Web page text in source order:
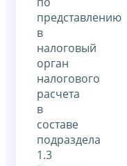
представлению
в
налоговый
орган
налогового
расчета
в
составе
подраздела
1.3